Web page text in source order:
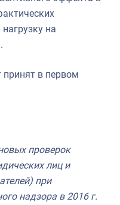
на
принят в первом
проверок
лиц и
при
надзора в 2016 г.